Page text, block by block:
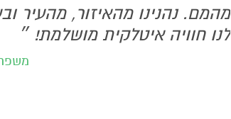
מהמם. נהנינו מהאיזור, מהעיר
לנו חוויה איטלקית מושלמת! ״
משפחת